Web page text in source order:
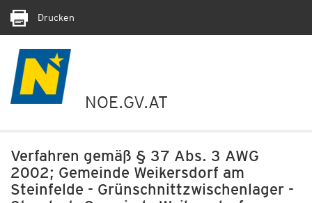
Drucken
NOE.GV.AT
Verfahren gemäß § 37 Abs. 3 AWG
2002; Gemeinde Weikersdorf am
Steinfelde - Grünschnittzwischenlager -